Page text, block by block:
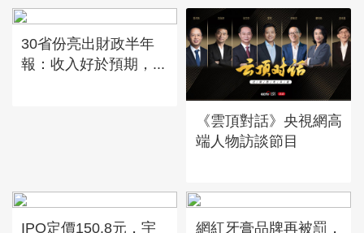
30省份亮出財政半年
報：收入好於預期，...
《雲頂對話》央視網高
端人物訪談節目
IPO定價150.8元，宇 網紅牙膏品牌再被罰，